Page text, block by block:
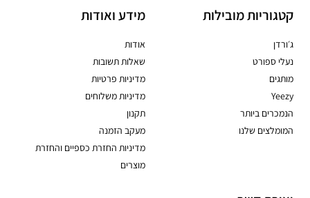
קטגוריות מובילות
ג׳ורדן
נעלי ספורט
מותגים
Yeezy
הנמכרים ביותר
המומלצים שלנו
מידע ואודות
אודות
שאלות תשובות
מדיניות פרטיות
מדיניות משלוחים
תקנון
מעקב הזמנה
מדיניות החזרת כספיים והחזרת
מוצרים